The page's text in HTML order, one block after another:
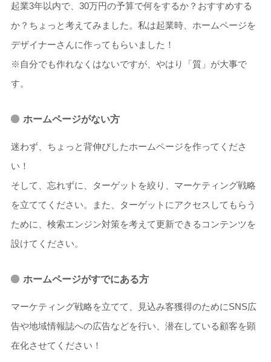
起業3年以内で、30万円の予算で何をするか？おすすめする
か？ちょっと考えてみました。私は起業時、ホームページを
デザイナーさんに作ってもらいました！
※自分でも作れなくはないですが、やはり「質」が大事で
す。
ホームページがない方
迷わず、ちょっと背伸びしたホームページを作ってくださ
い！
そして、忘れずに、ターゲットを絞り、マーケティング戦略
を立ててください。また、ターゲットにアクセスしてもらう
ために、検索エンジン対策を考えて更新できるコンテンツを
設けてください。
ホームページがすでにある方
マーケティング戦略を立てて、見込み客獲得のためにSNS広
告や地域情報誌への広告などを行い、潜在している顧客を顕
在化させてください！